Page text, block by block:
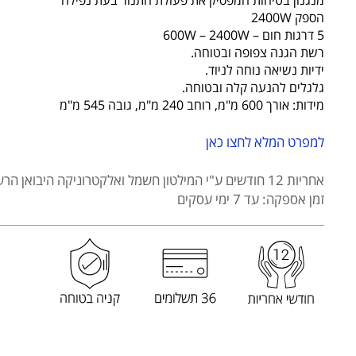
HEMILTON
דגם
HEM-
946
הספק 2400W
5 דרגות חום – 600W – 2400W
רשת הגנה צפופה ובטוחה.
ידיות נשיאה נוחה לניוד.
גלגלים להנעה קלה ובטוחה.
מידות: אורך 600 מ"מ, רוחב 240 מ"מ, גובה 545 מ"מ
למפרט המלא לחצו כאן
אחריות 12 חודשים
ע"י המילטון חשמל ואלקטרוניקה היבואן
זמן אספקה: עד 7 ימי עסקים